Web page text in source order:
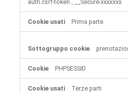
auth.csrf-token, __Secure-xxxxxxx
Prima parte
PHPSESSID
Terze parti